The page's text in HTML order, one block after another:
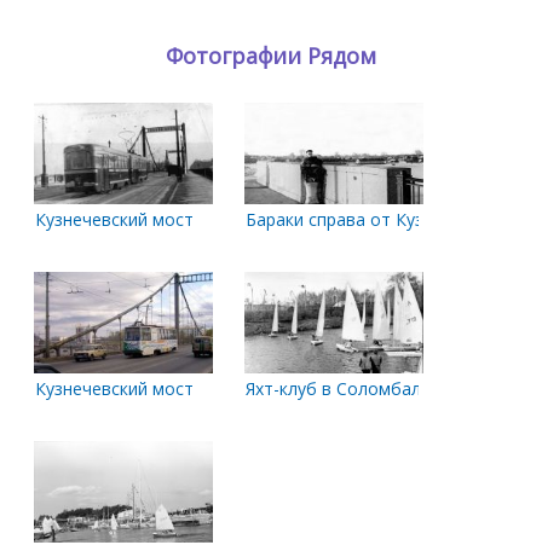
Фотографии Рядом
Кузнечевский мост Бараки справа от Кузнечевского
Кузнечевский мост Яхт-клуб в Соломбале